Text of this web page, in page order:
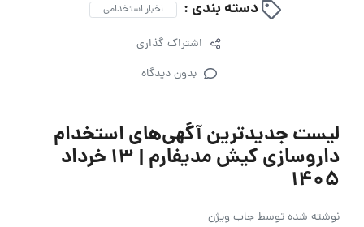
دسته بندی : اخبار استخدامی
اشتراک گذاری
بدون دیدگاه
لیست جدیدترین آگهی‌های استخدام
داروسازی کیش مدیفارم | ۱۳ خرداد
۱۴۰۵
نوشته شده توسطجاب ویژن